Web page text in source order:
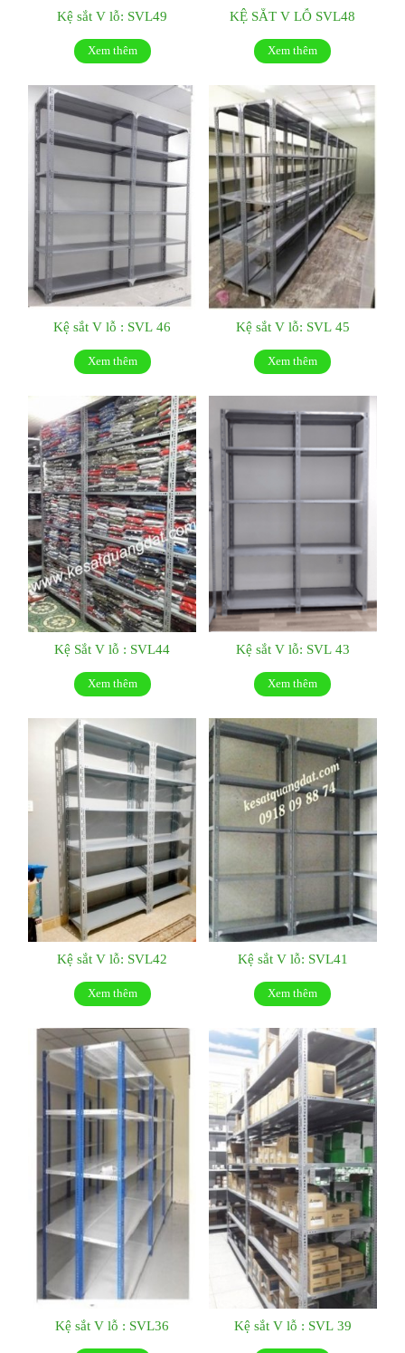
Kệ sắt V lỗ: SVL49
Xem thêm
KỆ SẮT V LỖ SVL48
Xem thêm
Kệ sắt V lỗ : SVL 46
Xem thêm
Kệ sắt V lỗ: SVL 45
Xem thêm
Kệ Sắt V lỗ : SVL44
Xem thêm
Kệ sắt V lỗ: SVL 43
Xem thêm
Kệ sắt V lỗ: SVL42
Xem thêm
Kệ sắt V lỗ: SVL41
Xem thêm
Kệ sắt V lỗ : SVL36 Kệ sắt V lỗ : SVL 39